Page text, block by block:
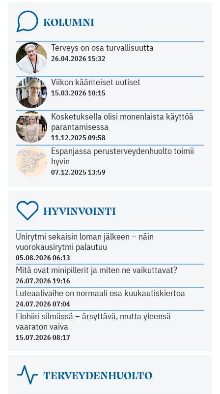
KOLUMNI
Terveys on osa turvallisuutta
26.04.2026 15:32
Viikon käänteiset uutiset
15.03.2026 10:15
Kosketuksella olisi monenlaista käyttöä
parantamisessa
11.12.2025 09:58
Espanjassa perusterveydenhuolto toimii
hyvin
07.12.2025 13:59
HYVINVOINTI
Unirytmi sekaisin loman jälkeen – näin
vuorokausirytmi palautuu
05.08.2026 06:13
Mitä ovat minipillerit ja miten ne vaikuttavat?
26.07.2026 19:16
Luteaalivaihe on normaali osa kuukautiskiertoa
24.07.2026 07:04
Elohiiri silmässä – ärsyttävä, mutta yleensä
vaaraton vaiva
15.07.2026 08:17
TERVEYDENHUOLTO